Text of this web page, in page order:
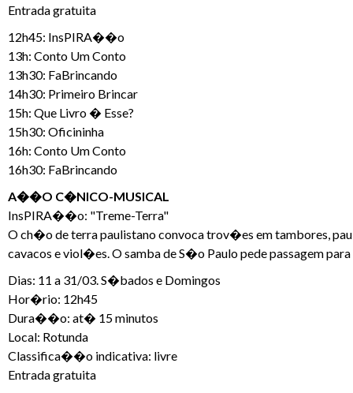
Entrada gratuita
12h45: InsPIRA��o
13h: Conto Um Conto
13h30: FaBrincando
14h30: Primeiro Brincar
15h: Que Livro � Esse?
15h30: Oficininha
16h: Conto Um Conto
16h30: FaBrincando
A��O C�NICO-MUSICAL
InsPIRA��o: "Treme-Terra"
O ch�o de terra paulistano convoca trov�es em tambores,
cavacos e viol�es. O samba de S�o Paulo pede passagem
Dias: 11 a 31/03. S�bados e Domingos
Hor�rio: 12h45
Dura��o: at� 15 minutos
Local: Rotunda
Classifica��o indicativa: livre
Entrada gratuita